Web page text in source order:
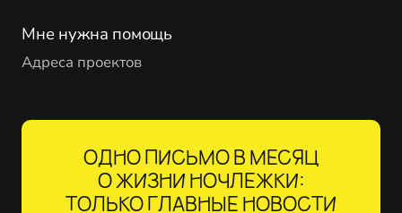
Мне нужна помощь
Адреса проектов
ОДНО ПИСЬМО В МЕСЯЦ
О ЖИЗНИ НОЧЛЕЖКИ:
ТОЛЬКО ГЛАВНЫЕ НОВОСТИ